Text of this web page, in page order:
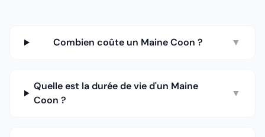
Combien coûte un Maine Coon ? ▼
Quelle est la durée de vie d'un Maine
Coon ?
▼